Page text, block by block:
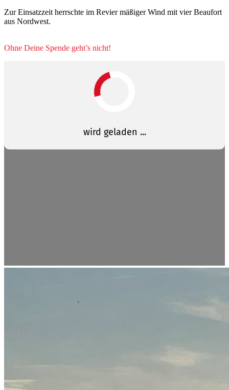
Zur Einsatzzeit herrschte im Revier mäßiger Wind mit vier Beaufort
aus Nordwest.
Ohne Deine Spende geht’s nicht!